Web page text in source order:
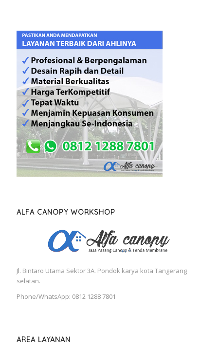
ALFA CANOPY WORKSHOP
Jl. Bintaro Utama Sektor 3A. Pondok karya kota Tangerang
selatan.
Phone/WhatsApp: 0812 1288 7801
AREA LAYANAN